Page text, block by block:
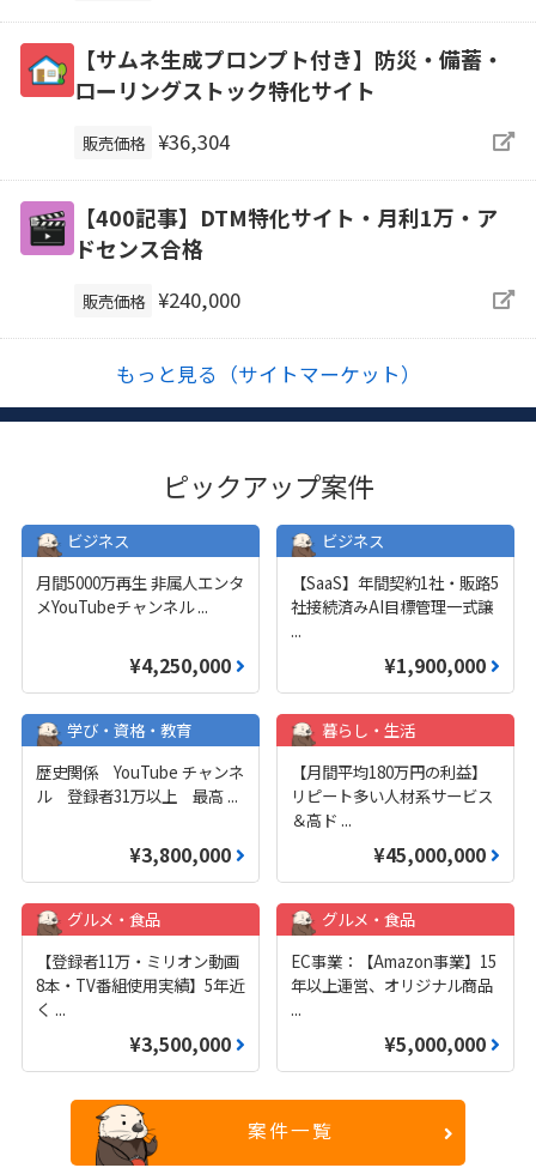
【サムネ生成プロンプト付き】防災・備蓄・
ローリングストック特化サイト
販売価格 ¥36,304
【400記事】DTM特化サイト・月利1万・ア
ドセンス合格
販売価格 ¥240,000
もっと見る（サイトマーケット）
ピックアップ案件
ビジネス
月間5000万再生 非属人エンタ
メYouTubeチャンネル...
¥4,250,000
ビジネス
【SaaS】年間契約1社・販路5
社接続済みAI目標管理一式譲
...
¥1,900,000
学び・資格・教育
歴史関係 YouTube チャンネ
ル 登録者31万以上 最高 ...
¥3,800,000
暮らし・生活
【月間平均180万円の利益】
リピート多い人材系サービス
＆高ド ...
¥45,000,000
グルメ・食品
【登録者11万・ミリオン動画
8本・TV番組使用実績】5年近
く ...
¥3,500,000
グルメ・食品
EC事業：【Amazon事業】15
年以上運営、オリジナル商品
...
¥5,000,000
案件一覧